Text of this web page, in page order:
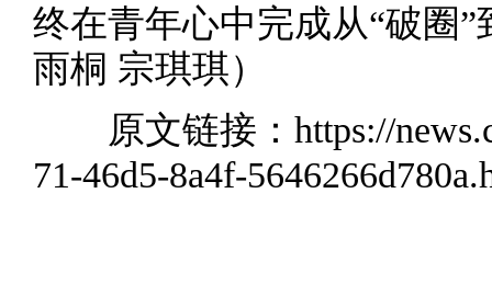
终在青年心中完成从“破圈
雨桐 宗琪琪）
原文链接： https://
71-46d5-8a4f-